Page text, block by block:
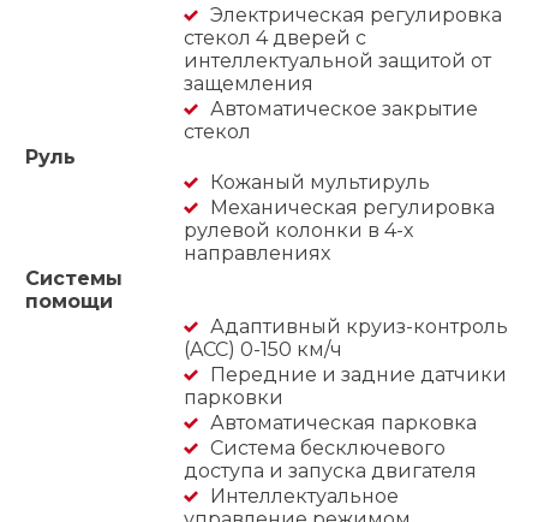
Электрическая регулировка
стекол 4 дверей с
интеллектуальной защитой от
защемления
Автоматическое закрытие
стекол
Руль
Кожаный мультируль
Механическая регулировка
рулевой колонки в 4-х
направлениях
Системы
помощи
Адаптивный круиз-контроль
(ACC) 0-150 км/ч
Передние и задние датчики
парковки
Автоматическая парковка
Система бесключевого
доступа и запуска двигателя
Интеллектуальное